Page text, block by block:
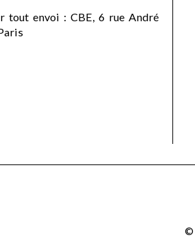
tout envoi : CBE, 6 rue André
©